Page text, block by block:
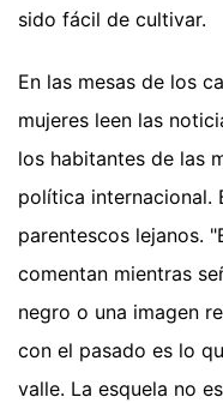
sido fácil de cultivar.
En las mesas de los
mujeres leen las
los habitantes de las
política internacional.
parentescos lejanos.
comentan mientras
negro o una imagen
con el pasado es lo
valle. La esquela no